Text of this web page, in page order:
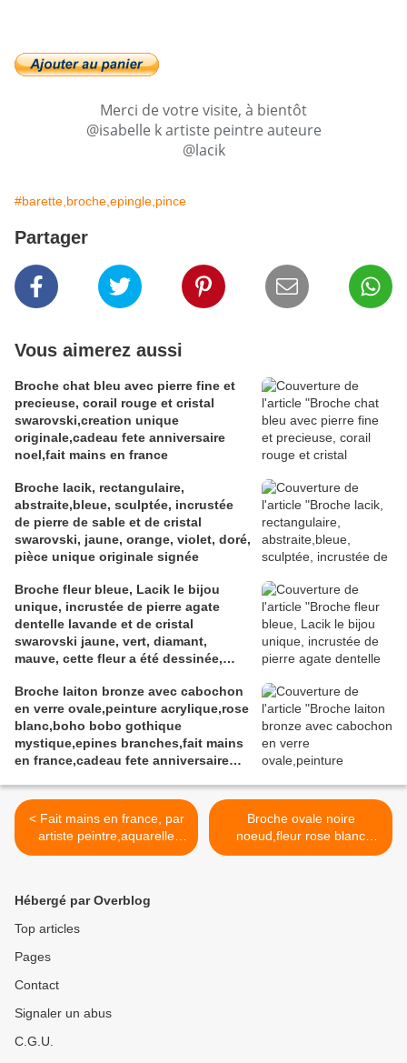
Merci de votre visite, à bientôt
@isabelle k artiste peintre auteure
@lacik
#barette,broche,epingle,pince
Partager
Vous aimerez aussi
Broche chat bleu avec pierre fine et
precieuse, corail rouge et cristal
swarovski,creation unique
originale,cadeau fete anniversaire
noel,fait mains en france
Broche lacik, rectangulaire,
abstraite,bleue, sculptée, incrustée
de pierre de sable et de cristal
swarovski, jaune, orange, violet, doré,
pièce unique originale signée
Broche fleur bleue, Lacik le bijou
unique, incrustée de pierre agate
dentelle lavande et de cristal
swarovski jaune, vert, diamant,
mauve, cette fleur a été dessinée,
bijou, les pierreries et cristallerires
ont été incrustées à la cuisson,
peinture et vernis acrylique, pièce
originale unique et signée au dos.
Broche laiton bronze avec cabochon
en verre ovale,peinture acrylique,rose
blanc,boho bobo gothique
mystique,epines branches,fait mains
en france,cadeau fete anniversaire
< Fait mains en france, par
artiste peintre,aquarelle
originale isabelle k,rouge
epingle,cabochon coeur
20mm,bijou femme
contemporain,art deco
moderne,cadeau fete
Broche ovale noire
noeud,fleur rose blanc
vert,laiton bronze, fermoir
Hébergé par Overblog
Top articles
Pages
Contact
Signaler un abus
C.G.U.